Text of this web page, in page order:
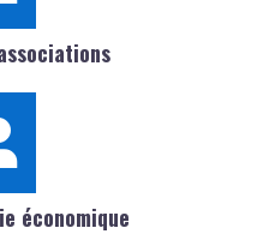
économique